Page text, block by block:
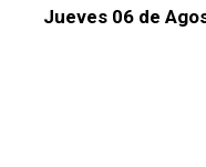
Jueves 06 de